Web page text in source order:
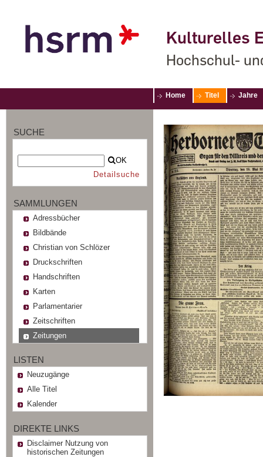
Kulturelles
Hochschul-
Home Titel Jahre
SUCHE
OK
Detailsuche
SAMMLUNGEN
Adressbücher
Bildbände
Christian von Schlözer
Druckschriften
Handschriften
Karten
Parlamentarier
Zeitschriften
Zeitungen
LISTEN
Neuzugänge
Alle Titel
Kalender
DIREKTE LINKS
Disclaimer Nutzung von
historischen Zeitungen